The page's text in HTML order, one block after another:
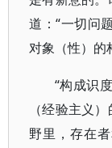
道：“一切问
对象（性）的
“构成识
（经验主义
野里，存在